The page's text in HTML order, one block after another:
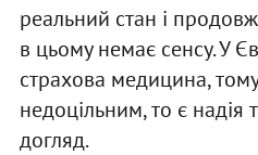
реальний стан і
в цьому немає сенсу. У
страхова медицина,
недоцільним, то є надія
догляд.